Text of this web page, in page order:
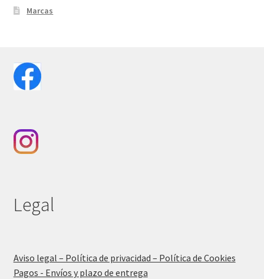
Marcas
Legal
Aviso legal – Política de privacidad – Política de Cookies
Pagos - Envíos y plazo de entrega